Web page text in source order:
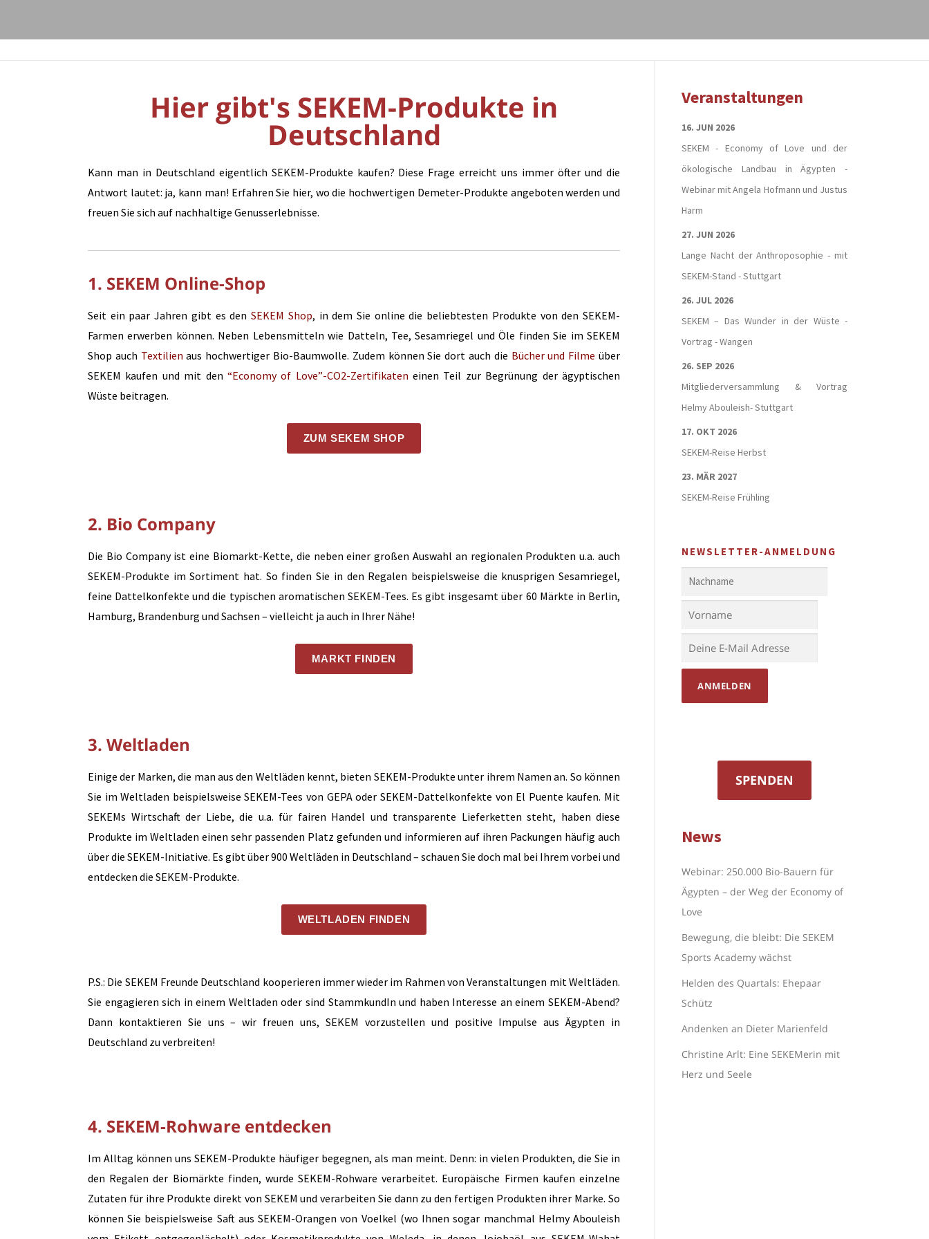
Hier gibt's SEKEM-Produkte in
Deutschland
Kann man in Deutschland eigentlich SEKEM-Produkte kaufen? Diese Frage erreicht uns immer öfter und die
Antwort lautet: ja, kann man! Erfahren Sie hier, wo die hochwertigen Demeter-Produkte angeboten werden und
freuen Sie sich auf nachhaltige Genusserlebnisse.
1. SEKEM Online-Shop
Seit ein paar Jahren gibt es denSEKEM Shop, in dem Sie online die beliebtesten Produkte von den SEKEM-
Farmen erwerben können. Neben Lebensmitteln wie Datteln, Tee, Sesamriegel und Öle finden Sie im SEKEM
Shop auch Textilien aus hochwertiger Bio-Baumwolle. Zudem können Sie dort auch die Bücher und Filme über
SEKEM kaufen und mit den “Economy of Love”-CO2-Zertifikaten einen Teil zur Begrünung der ägyptischen
Wüste beitragen.
ZUM SEKEM SHOP
2. Bio Company
Die Bio Company ist eine Biomarkt-Kette, die neben einer großen Auswahl an regionalen Produkten u.a. auch
SEKEM-Produkte im Sortiment hat. So finden Sie in den Regalen beispielsweise die knusprigen Sesamriegel,
feine Dattelkonfekte und die typischen aromatischen SEKEM-Tees. Es gibt insgesamt über 60 Märkte in Berlin,
Hamburg, Brandenburg und Sachsen – vielleicht ja auch in Ihrer Nähe!
MARKT FINDEN
3. Weltladen
Einige der Marken, die man aus den Weltläden kennt, bieten SEKEM-Produkte unter ihrem Namen an. So können
Sie im Weltladen beispielsweise SEKEM-Tees von GEPA oder SEKEM-Dattelkonfekte von El Puente kaufen. Mit
SEKEMs Wirtschaft der Liebe, die u.a. für fairen Handel und transparente Lieferketten steht, haben diese
Produkte im Weltladen einen sehr passenden Platz gefunden und informieren auf ihren Packungen häufig auch
über die SEKEM-Initiative. Es gibt über 900 Weltläden in Deutschland – schauen Sie doch mal bei Ihrem vorbei und
entdecken die SEKEM-Produkte.
WELTLADEN FINDEN
P.S.: Die SEKEM Freunde Deutschland kooperieren immer wieder im Rahmen von Veranstaltungen mit Weltläden.
Sie engagieren sich in einem Weltladen oder sind StammkundIn und haben Interesse an einem SEKEM-Abend?
Dann kontaktieren Sie uns – wir freuen uns, SEKEM vorzustellen und positive Impulse aus Ägypten in
Deutschland zu verbreiten!
4. SEKEM-Rohware entdecken
Im Alltag können uns SEKEM-Produkte häufiger begegnen, als man meint. Denn: in vielen Produkten, die Sie in
den Regalen der Biomärkte finden, wurde SEKEM-Rohware verarbeitet. Europäische Firmen kaufen einzelne
Zutaten für ihre Produkte direkt von SEKEM und verarbeiten Sie dann zu den fertigen Produkten ihrer Marke. So
können Sie beispielsweise Saft aus SEKEM-Orangen von Voelkel (wo Ihnen sogar manchmal Helmy Abouleish
Veranstaltungen
16. JUN 2026
SEKEM - Economy of Love und der
ökologische Landbau in Ägypten -
Webinar mit Angela Hofmann und Justus
Harm
27. JUN 2026
Lange Nacht der Anthroposophie - mit
SEKEM-Stand - Stuttgart
26. JUL 2026
SEKEM – Das Wunder in der Wüste -
Vortrag - Wangen
26. SEP 2026
Mitgliederversammlung & Vortrag
Helmy Abouleish- Stuttgart
17. OKT 2026
SEKEM-Reise Herbst
23. MÄR 2027
SEKEM-Reise Frühling
NEWSLETTER-ANMELDUNG
SPENDEN
News
Webinar: 250.000 Bio-Bauern für
Ägypten – der Weg der Economy of
Love
Bewegung, die bleibt: Die SEKEM
Sports Academy wächst
Helden des Quartals: Ehepaar
Schütz
Andenken an Dieter Marienfeld
Christine Arlt: Eine SEKEMerin mit
Herz und Seele